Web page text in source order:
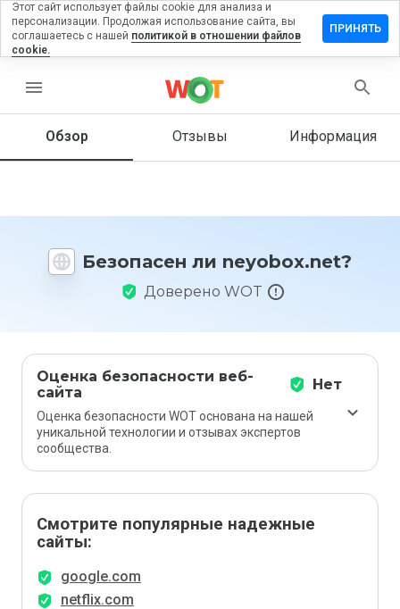
menu
Обзор Отзывы Информация
Безопасен ли neyobox.net?
Доверено WOT
Оценка безопасности веб-
сайта
Нет
Оценка безопасности WOT основана на нашей
уникальной технологии и отзывах экспертов
сообщества.
Смотрите популярные надежные
сайты:
google.com
netflix.com
на
Как бы
этот
1 до 5?
Этот сайт использует файлы cookie для анализа и
персонализации. Продолжая использование сайта, вы
соглашаетесь с нашей политикой в отношении файлов
cookie.
ПРИНЯТЬ